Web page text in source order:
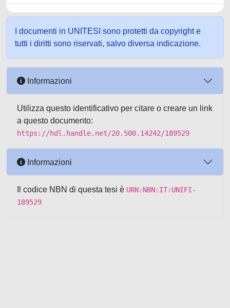
I documenti in UNITESI sono protetti da copyright e
tutti i diritti sono riservati, salvo diversa indicazione.
Informazioni
Utilizza questo identificativo per citare o creare un link
a questo documento:
https://hdl.handle.net/20.500.14242/189529
Informazioni
Il codice NBN di questa tesi è URN:NBN:IT:UNIFI-
189529